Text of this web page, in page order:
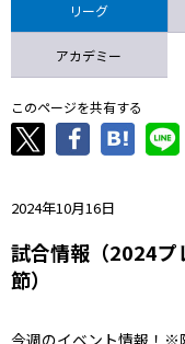
リーグ
アカデミー
このページを共有する
2024年10月16日
試合情報（2024プ
節）